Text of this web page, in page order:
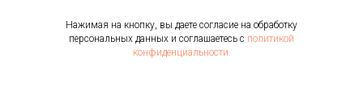
Нажимая на кнопку, вы даете согласие на обработку
персональных данных и соглашаетесь c политикой
конфиденциальности.